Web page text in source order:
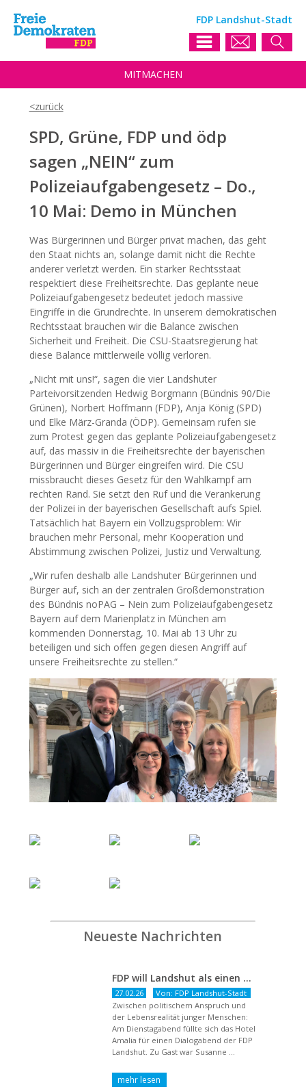
FDP Landshut-Stadt
MITMACHEN
SPD, Grüne, FDP und ödp
sagen „NEIN“ zum
Polizeiaufgabengesetz – Do.,
10 Mai: Demo in München
Was Bürgerinnen und Bürger privat machen, das geht
den Staat nichts an, solange damit nicht die Rechte
anderer verletzt werden. Ein starker Rechtsstaat
respektiert diese Freiheitsrechte. Das geplante neue
Polizeiaufgabengesetz bedeutet jedoch massive
Eingriffe in die Grundrechte. In unserem demokratischen
Rechtsstaat brauchen wir die Balance zwischen
Sicherheit und Freiheit. Die CSU-Staatsregierung hat
diese Balance mittlerweile völlig verloren.
„Nicht mit uns!“, sagen die vier Landshuter
Parteivorsitzenden Hedwig Borgmann (Bündnis 90/Die
Grünen), Norbert Hoffmann (FDP), Anja König (SPD)
und Elke März-Granda (ÖDP). Gemeinsam rufen sie
zum Protest gegen das geplante Polizeiaufgabengesetz
auf, das massiv in die Freiheitsrechte der bayerischen
Bürgerinnen und Bürger eingreifen wird. Die CSU
missbraucht dieses Gesetz für den Wahlkampf am
rechten Rand. Sie setzt den Ruf und die Verankerung
der Polizei in der bayerischen Gesellschaft aufs Spiel.
Tatsächlich hat Bayern ein Vollzugsproblem: Wir
brauchen mehr Personal, mehr Kooperation und
Abstimmung zwischen Polizei, Justiz und Verwaltung.
„Wir rufen deshalb alle Landshuter Bürgerinnen und
Bürger auf, sich an der zentralen Großdemonstration
des Bündnis noPAG – Nein zum Polizeiaufgabengesetz
Bayern auf dem Marienplatz in München am
kommenden Donnerstag, 10. Mai ab 13 Uhr zu
beteiligen und sich offen gegen diesen Angriff auf
unsere Freiheitsrechte zu stellen.“
Neueste Nachrichten
FDP will Landshut als einen echten Chancenort gestalten
27.02.26
Von: FDP Landshut-Stadt
Zwischen politischem Anspruch und
der Lebensrealität junger Menschen:
Am Dienstagabend füllte sich das Hotel
Amalia für einen Dialogabend der FDP
Landshut. Zu Gast war Susanne ...